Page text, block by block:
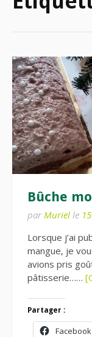
Bûche
par Muriel le
Lorsque j’ai
mangue, je
avions pris
pâtisserie……
Partager :
Facebook